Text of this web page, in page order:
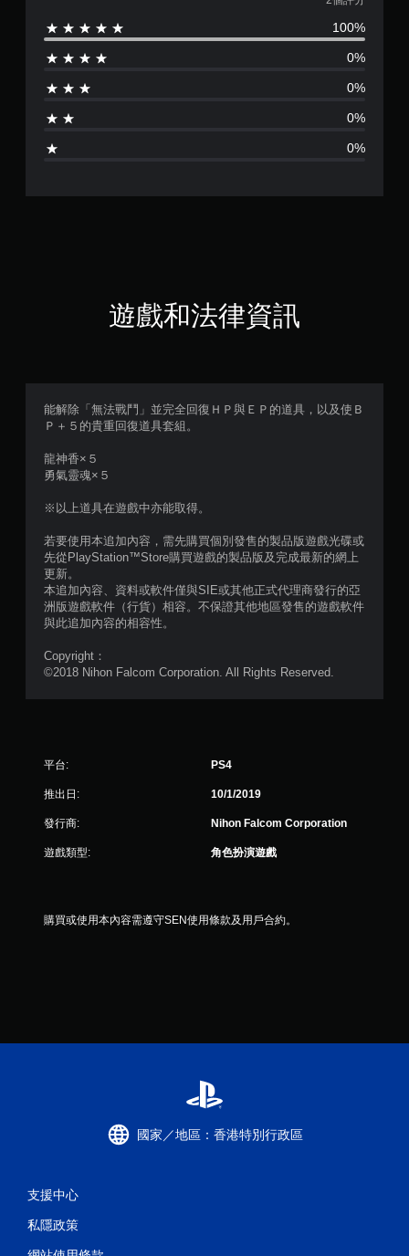
評
分
5
星
星
2
則
評
100%
0%
0%
0%
0%
遊戲和法律資訊
能解除「無法戰鬥」並完全回復ＨＰ與ＥＰ的道具，以及使Ｂ
Ｐ＋５的貴重回復道具套組。
龍神香×５
勇氣靈魂×５
※以上道具在遊戲中亦能取得。
若要使用本追加內容，需先購買個別發售的製品版遊戲光碟或
先從PlayStation™Store購買遊戲的製品版及完成最新的網上
更新。
本追加內容、資料或軟件僅與SIE或其他正式代理商發行的亞
洲版遊戲軟件（行貨）相容。不保證其他地區發售的遊戲軟件
與此追加內容的相容性。
Copyright：
©2018 Nihon Falcom Corporation. All Rights Reserved.
平台: PS4
推出日: 10/1/2019
發行商: Nihon Falcom Corporation
遊戲類型: 角色扮演遊戲
購買或使用本內容需遵守SEN使用條款及用戶合約。
國家／地區：香港特別行政區
支援中心
私隱政策